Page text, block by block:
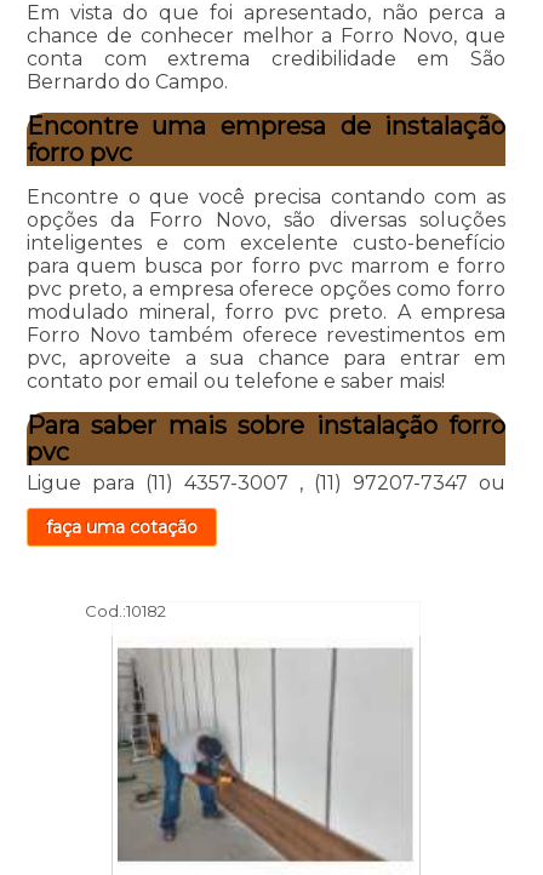
Em vista do que foi apresentado, não perca a
chance de conhecer melhor a Forro Novo, que
conta com extrema credibilidade em São
Bernardo do Campo.
Encontre uma empresa de instalação
forro pvc
Encontre o que você precisa contando com as
opções da Forro Novo, são diversas soluções
inteligentes e com excelente custo-benefício
para quem busca por forro pvc marrom e forro
pvc preto, a empresa oferece opções como forro
modulado mineral, forro pvc preto. A empresa
Forro Novo também oferece revestimentos em
pvc, aproveite a sua chance para entrar em
contato por email ou telefone e saber mais!
Para saber mais sobre instalação forro
pvc
Ligue para (11) 4357-3007 , (11) 97207-7347 ou
faça uma cotação
Cod.:10182